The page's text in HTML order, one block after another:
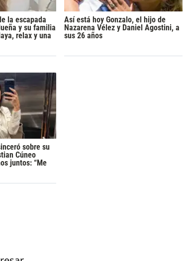
la escapada
y su familia
relax y una
Así está hoy Gonzalo, el hijo de
Nazarena Vélez y Daniel Agostini, a
sus 26 años
sobre su
Cúneo
juntos: “Me